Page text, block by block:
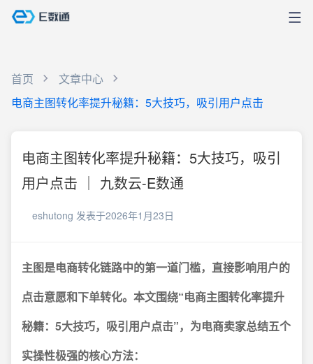
首页
文章中心
电商主图转化率提升秘籍：5大技巧，吸引用户点击
电商主图转化率提升秘籍：5大技巧，吸引
用户点击 ｜ 九数云-E数通
eshutong 发表于2026年1月23日
主图是电商转化链路中的第一道门槛，直接影响用户的
点击意愿和下单转化。本文围绕“电商主图转化率提升
秘籍：5大技巧，吸引用户点击”，为电商卖家总结五个
实操性极强的核心方法：